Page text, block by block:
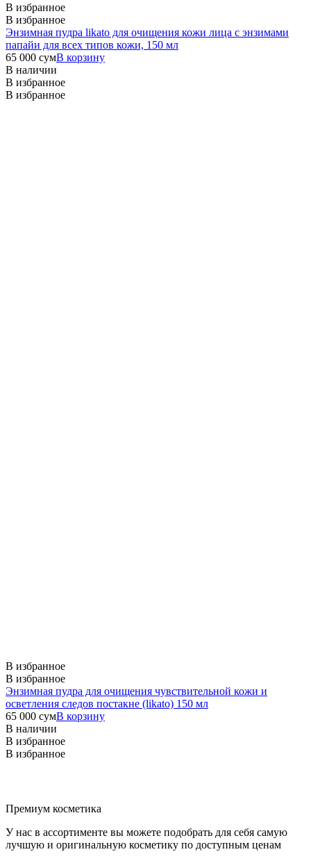
В избранное
В избранное
Энзимная пудра likato для очищения кожи лица с энзимами
папайи для всех типов кожи, 150 мл
65 000 сумВ корзину
В наличии
В избранное
В избранное
В избранное
В избранное
Энзимная пудра для очищения чувствительной кожи и
осветления следов постакне (likato) 150 мл
65 000 сумВ корзину
В наличии
В избранное
В избранное
Премиум косметика
У нас в ассортименте вы можете подобрать для себя самую
лучшую и оригинальную косметику по доступным ценам